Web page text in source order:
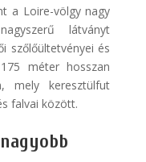
a Loire-völgy nagy
látványt
szőlőültetvényei és
méter hosszan
mely keresztülfut
falvai között.